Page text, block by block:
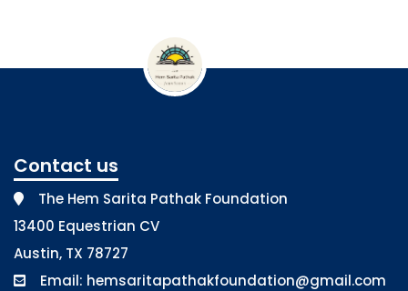
Contact us
The Hem Sarita Pathak Foundation
13400 Equestrian CV
Austin, TX 78727
Email: hemsaritapathakfoundation@gmail.com